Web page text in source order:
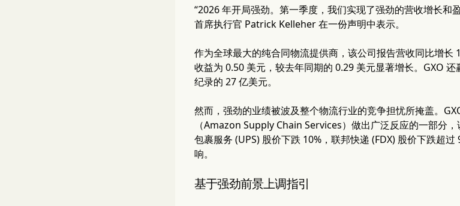
“2026 年开局强劲。第一季度，我们实现了强劲的营收增长和
首席执行官 Patrick Kelleher 在一份声明中表示。
作为全球最大的纯合同物流提供商，该公司报告营收同比增
收益为 0.50 美元，较去年同期的 0.29 美元显著增长。GXO
纪录的 27 亿美元。
然而，强劲的业绩被波及整个物流行业的竞争担忧所掩盖。
（Amazon Supply Chain Services）做出广泛反应的一部分
包裹服务 (UPS) 股价下跌 10%，联邦快递 (FDX) 股价下跌超
响。
基于强劲前景上调指引